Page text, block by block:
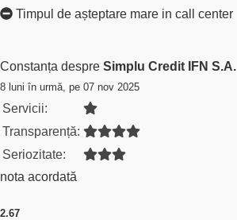
Timpul de așteptare mare in call center
Constanța despre Simplu Credit IFN S.A.
8 luni în urmă, pe 07 nov 2025
Servicii:
Transparență:
Seriozitate:
nota acordată
2.67